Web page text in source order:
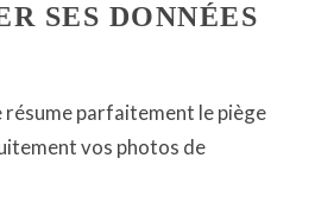
SES DONNÉES
parfaitement le piège
vos photos de